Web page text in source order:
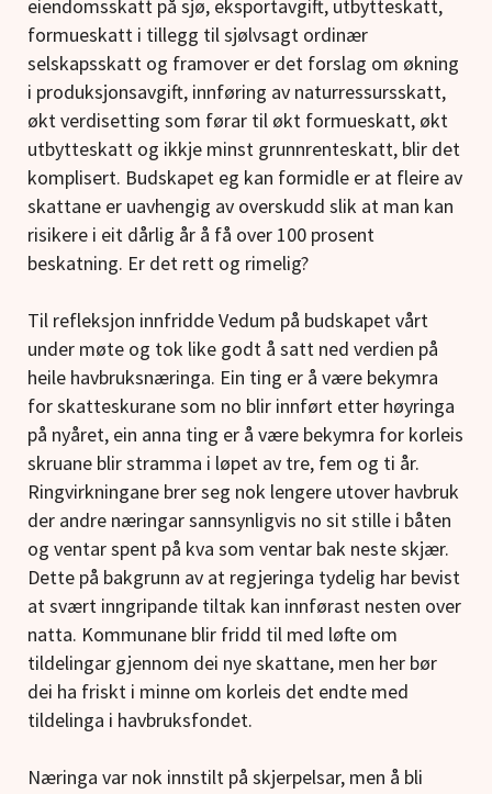
eiendomsskatt på sjø, eksportavgift, utbytteskatt,
formueskatt i tillegg til sjølvsagt ordinær
selskapsskatt og framover er det forslag om økning
i produksjonsavgift, innføring av naturressursskatt,
økt verdisetting som førar til økt formueskatt, økt
utbytteskatt og ikkje minst grunnrenteskatt, blir det
komplisert. Budskapet eg kan formidle er at fleire av
skattane er uavhengig av overskudd slik at man kan
risikere i eit dårlig år å få over 100 prosent
beskatning. Er det rett og rimelig?
Til refleksjon innfridde Vedum på budskapet vårt
under møte og tok like godt å satt ned verdien på
heile havbruksnæringa. Ein ting er å være bekymra
for skatteskurane som no blir innført etter høyringa
på nyåret, ein anna ting er å være bekymra for korleis
skruane blir stramma i løpet av tre, fem og ti år.
Ringvirkningane brer seg nok lengere utover havbruk
der andre næringar sannsynligvis no sit stille i båten
og ventar spent på kva som ventar bak neste skjær.
Dette på bakgrunn av at regjeringa tydelig har bevist
at svært inngripande tiltak kan innførast nesten over
natta. Kommunane blir fridd til med løfte om
tildelingar gjennom dei nye skattane, men her bør
dei ha friskt i minne om korleis det endte med
tildelinga i havbruksfondet.
Næringa var nok innstilt på skjerpelsar, men å bli